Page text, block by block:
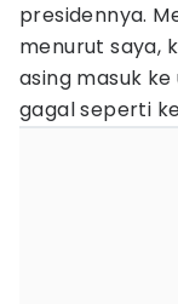
presidennya.
menurut saya,
asing masuk
gagal seperti